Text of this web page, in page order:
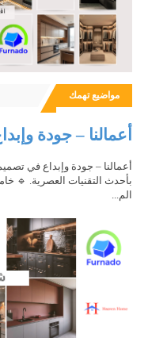
مواضيع تهمك
أعمالنا – جودة
أعمالنا – جودة وإبداع في
بأحدث التقنيات العصرية. 🔹
الم...